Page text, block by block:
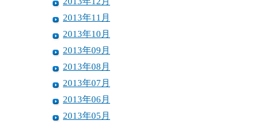
2013年11月
2013年10月
2013年09月
2013年08月
2013年07月
2013年06月
2013年05月